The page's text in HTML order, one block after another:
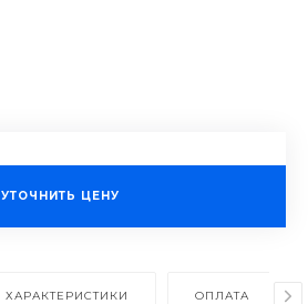
УТОЧНИТЬ ЦЕНУ
ХАРАКТЕРИСТИКИ ОПЛАТА